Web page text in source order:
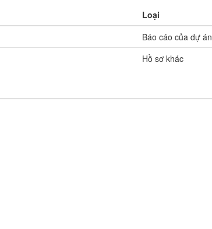
Loại
Báo cáo của dự án
Hồ sơ khác